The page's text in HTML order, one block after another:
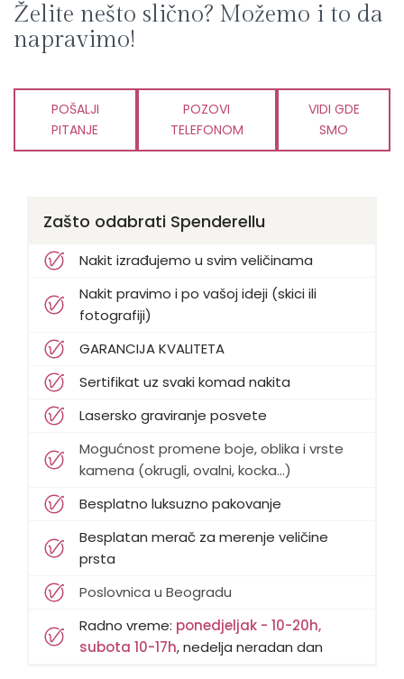
Želite nešto slično? Možemo i to da
napravimo!
POŠALJI
PITANJE
POZOVI
TELEFONOM
VIDI GDE
SMO
Zašto odabrati Spenderellu
Nakit izrađujemo u svim veličinama
Nakit pravimo i po vašoj ideji (skici ili
fotografiji)
GARANCIJA KVALITETA
Sertifikat uz svaki komad nakita
Lasersko graviranje posvete
Mogućnost promene boje, oblika i vrste
kamena (okrugli, ovalni, kocka...)
Besplatno luksuzno pakovanje
Besplatan merač za merenje veličine
prsta
Poslovnica u Beogradu
Radno vreme: ponedjeljak - 10-20h,
subota 10-17h, nedelja neradan dan